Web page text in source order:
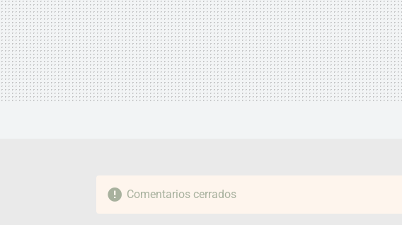
Comentarios cerrados